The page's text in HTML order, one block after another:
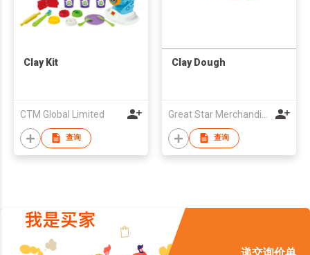
Clay Kit
CTM Global Limited
查询
Clay Dough
查询
递交询价单